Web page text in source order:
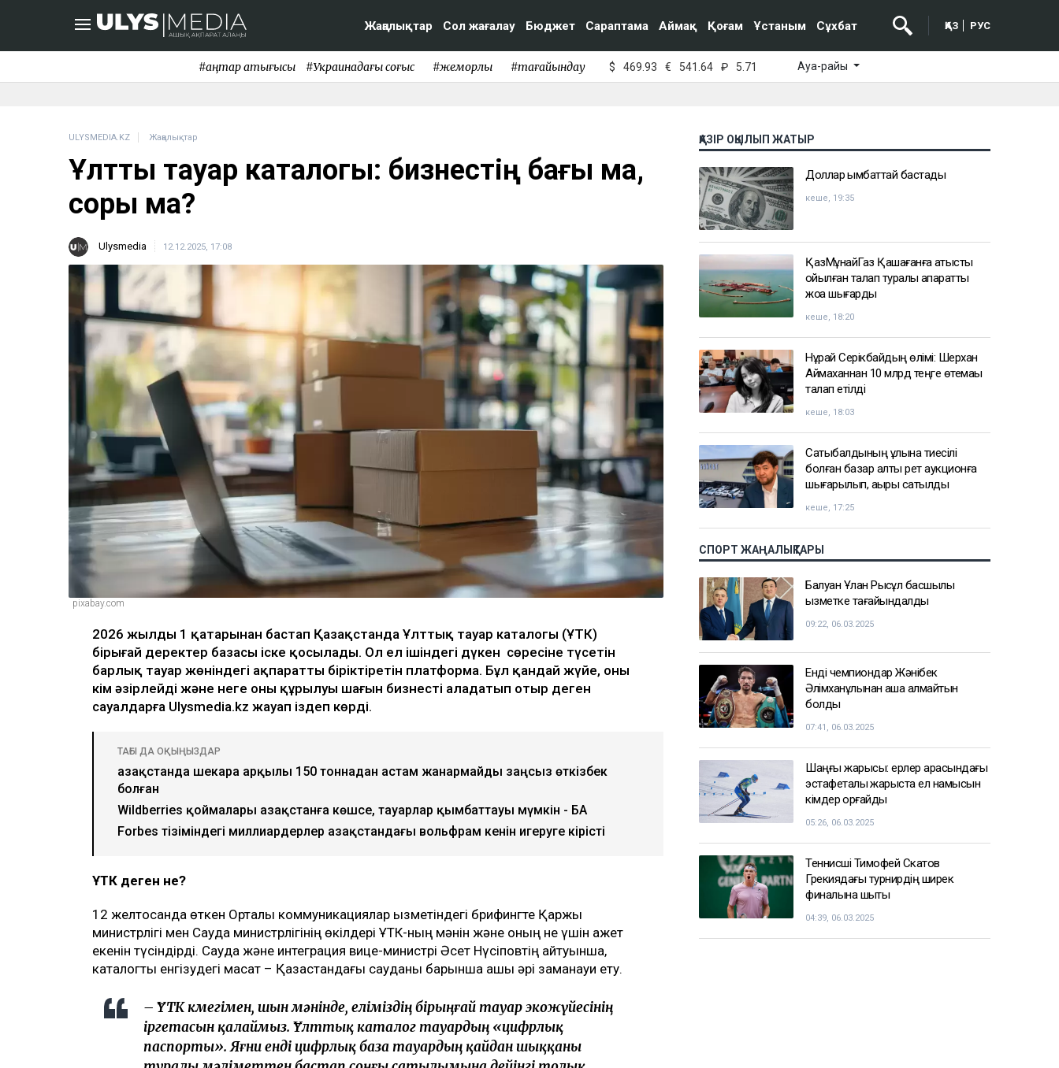
Жаңалықтар Сол жағалау Бюджет Сараптама Аймақ Қоғам Ұстаным Сұхбат ҚАЗ РУС
#қаңтар қақтығысы #Украинадағы соғыс #жемқорлық #тағайындау $ 469.93 € 541.64 ₽ 5.71 Ауа-райы
ULYSMEDIA.KZ Жаңалықтар
Ұлттық тауар каталогы: бизнестің бағы ма,
соры ма?
Ulysmedia 12.12.2025, 17:08
pixabay.com
2026 жылдың 1 қаңтарынан бастап Қазақстанда Ұлттық тауар каталогы (ҰТК)
бірыңғай деректер базасы іске қосылады. Ол ел ішіндегі дүкен сөресіне түсетін
барлық тауар жөніндегі ақпаратты біріктіретін платформа. Бұл қандай жүйе, оны
кім әзірлейді және неге оның құрылуы шағын бизнесті алаңдатып отыр деген
сауалдарға Ulysmedia.kz жауап іздеп көрді.
ТАҒЫ ДА ОҚЫҢЫЗДАР
Қазақстанда шекара арқылы 150 тоннадан астам жанармайды заңсыз өткізбек
болған
Wildberries қоймалары Қазақстанға көшсе, тауарлар қымбаттауы мүмкін - БАҚ
Forbes тізіміндегі миллиардерлер Қазақстандағы вольфрам кенін игеруге кірісті
ҰТК деген не?
12 желтоқсанда өткен Орталық коммуникациялар қызметіндегі брифингте Қаржы
министрлігі мен Сауда министрлігінің өкілдері ҰТК-ның мәнін және оның не үшін қажет
екенін түсіндірді. Сауда және интеграция вице-министрі Әсет Нүсіповтің айтуынша,
каталогты енгізудегі мақсат – Қазақстандағы сауданы барынша ашық әрі заманауи ету.
– ҰТК көмегімен, шын мәнінде, еліміздің бірыңғай тауар экожүйесінің
іргетасын қалаймыз. Ұлттық каталог тауардың «цифрлық
паспорты». Яғни енді цифрлық база тауардың қайдан шыққаны
ҚАЗІР ОҚЫЛЫП ЖАТЫР
Доллар қымбаттай бастады
кеше, 19:35
ҚазМұнайГаз Қашағанға қатысты
қойылған талап туралы ақпаратты
жоққа шығарды
кеше, 18:20
Нұрай Серікбайдың өлімі: Шерхан
Аймаханнан 10 млрд теңге өтемақы
талап етілді
кеше, 18:03
Сатыбалдының ұлына тиесілі
болған базар алты рет аукционға
шығарылып, ақыры сатылды
кеше, 17:25
СПОРТ ЖАҢАЛЫҚТАРЫ
Балуан Ұлан Рысқұл басшылық
қызметке тағайындалды
09:22, 06.03.2025
Енді чемпиондар Жәнібек
Әлімханұлынан қаша алмайтын
болды
07:41, 06.03.2025
Шаңғы жарысы: ерлер арасындағы
эстафеталық жарыста ел намысын
кімдер қорғайды
05:26, 06.03.2025
Теннисші Тимофей Скатов
Грекиядағы турнирдің ширек
финалына шықты
04:39, 06.03.2025